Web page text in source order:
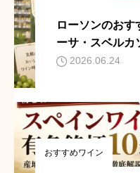
ローソンのお
ーサ・スベルカ
ソン商品まで紹介
2026.06.24
おすすめワイン